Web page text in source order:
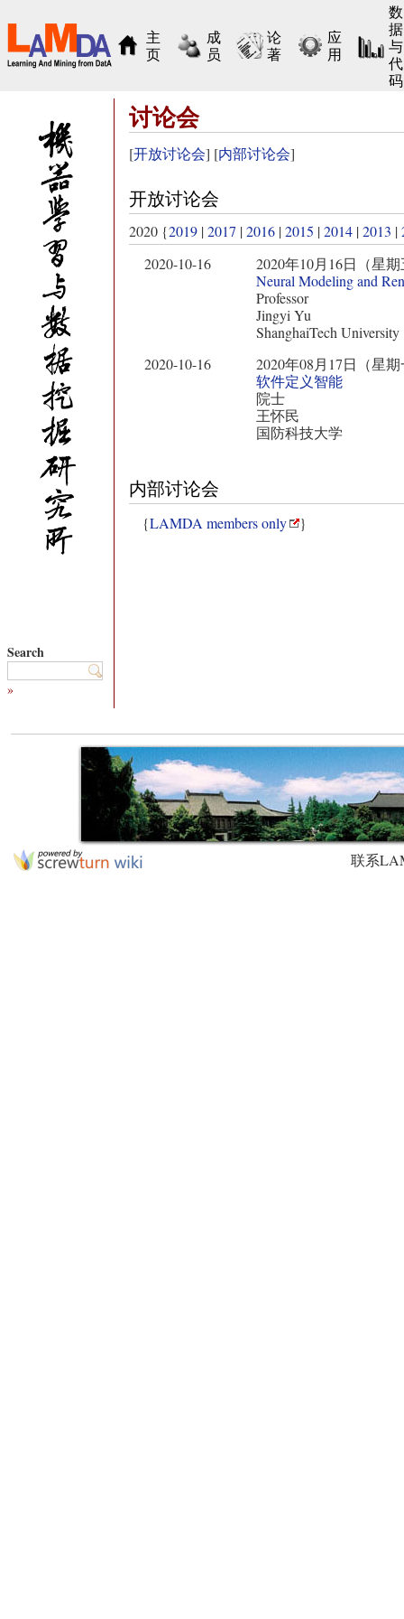
主
页
成
员
论
著
应
用
数
据
与
代
码
Search
»
讨论会
[开放讨论会] [内部讨论会]
开放讨论会
2020 {2019 |2017 |2016 |2015 |2014 |2013 |
2020-10-16
2020年10月16日（星期
Neural Modeling and
Professor
Jingyi Yu
ShanghaiTech University
2020-10-16
2020年08月17日（星期
软件定义智能
院士
王怀民
国防科技大学
内部讨论会
{LAMDA members only }
联系